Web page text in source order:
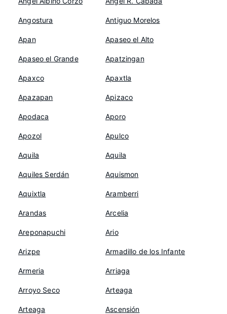
Angostura Antiguo Morelos
Apan Apaseo el Alto
Apaseo el Grande Apatzingan
Apaxco Apaxtla
Apazapan Apizaco
Apodaca Aporo
Apozol Apulco
Aquila Aquila
Aquiles Serdán Aquismon
Aquixtla Aramberri
Arandas Arcelia
Areponapuchi Ario
Arizpe Armadillo de los Infante
Armeria Arriaga
Arroyo Seco Arteaga
Arteaga Ascensión